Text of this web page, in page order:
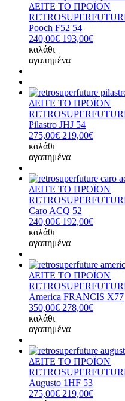
ΔΕΙΤΕ ΤΟ ΠΡΟΪΟΝ
Pooch F52 54
240,00€ 193,00€
καλάθι
αγαπημένα
ΔΕΙΤΕ ΤΟ ΠΡΟΪΟΝ
Pilastro JHJ 54
275,00€ 219,00€
καλάθι
αγαπημένα
ΔΕΙΤΕ ΤΟ ΠΡΟΪΟΝ
Caro ACQ 52
240,00€ 192,00€
καλάθι
αγαπημένα
ΔΕΙΤΕ ΤΟ ΠΡΟΪΟΝ
America FRANCIS X77
350,00€ 278,00€
καλάθι
αγαπημένα
ΔΕΙΤΕ ΤΟ ΠΡΟΪΟΝ
Augusto 1HF 53
275,00€ 219,00€